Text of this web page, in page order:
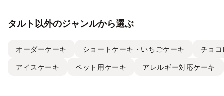
タルト以外のジャンルから選ぶ
オーダーケーキ ショートケーキ・いちごケーキ チョ
アイスケーキ ペット用ケーキ アレルギー対応ケーキ